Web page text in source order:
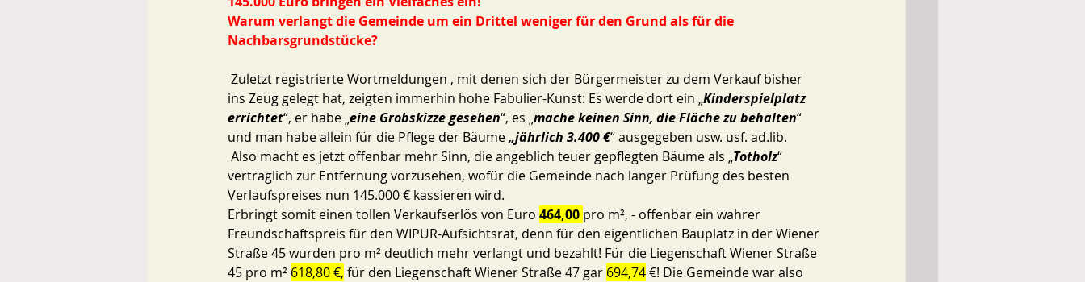
Warum verlangt die Gemeinde um ein Drittel weniger für den Grund als für die
Nachbarsgrundstücke?
ins Zeug gelegt hat, zeigten immerhin hohe Fabulier-Kunst: Es werde dort ein „Kinderspielplatz
errichtet“, er habe „eine Grobskizze gesehen“, es „mache keinen Sinn, die Fläche zu behalten“
und man habe allein für die Pflege der Bäume „jährlich 3.400 €“ ausgegeben usw. usf. ad.lib.
Also macht es jetzt offenbar mehr Sinn, die angeblich teuer gepflegten Bäume als „Totholz“
vertraglich zur Entfernung vorzusehen, wofür die Gemeinde nach langer Prüfung des besten
Verlaufspreises nun 145.000 € kassieren wird.
Erbringt somit einen tollen Verkaufserlös von Euro 464,00 pro m², - offenbar ein wahrer
Freundschaftspreis für den WIPUR-Aufsichtsrat, denn für den eigentlichen Bauplatz in der Wiener
Straße 45 wurden pro m² deutlich mehr verlangt und bezahlt! Für die Liegenschaft Wiener Straße
45 pro m² 618,80 €, für den Liegenschaft Wiener Straße 47 gar 694,74 €! Die Gemeinde war also